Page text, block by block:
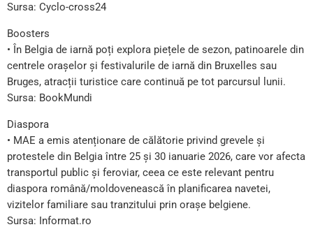
Sursa: Cyclo-cross24
Boosters
• În Belgia de iarnă poți explora piețele de sezon, patinoarele din
centrele orașelor și festivalurile de iarnă din Bruxelles sau
Bruges, atracții turistice care continuă pe tot parcursul lunii.
Sursa: BookMundi
Diaspora
• MAE a emis atenționare de călătorie privind grevele și
protestele din Belgia între 25 și 30 ianuarie 2026, care vor afecta
transportul public și feroviar, ceea ce este relevant pentru
diaspora română/moldovenească în planificarea navetei,
vizitelor familiare sau tranzitului prin orașe belgiene.
Sursa: Informat.ro